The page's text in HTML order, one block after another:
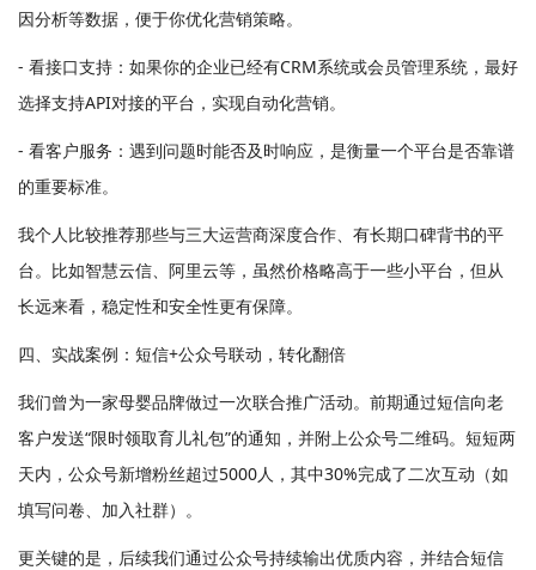
因分析等数据，便于你优化营销策略。
- 看接口支持：如果你的企业已经有CRM系统或会员管理系统，最好
选择支持API对接的平台，实现自动化营销。
- 看客户服务：遇到问题时能否及时响应，是衡量一个平台是否靠谱
的重要标准。
我个人比较推荐那些与三大运营商深度合作、有长期口碑背书的平
台。比如智慧云信、阿里云等，虽然价格略高于一些小平台，但从
长远来看，稳定性和安全性更有保障。
四、实战案例：短信+公众号联动，转化翻倍
我们曾为一家母婴品牌做过一次联合推广活动。前期通过短信向老
客户发送“限时领取育儿礼包”的通知，并附上公众号二维码。短短两
天内，公众号新增粉丝超过5000人，其中30%完成了二次互动（如
填写问卷、加入社群）。
更关键的是，后续我们通过公众号持续输出优质内容，并结合短信